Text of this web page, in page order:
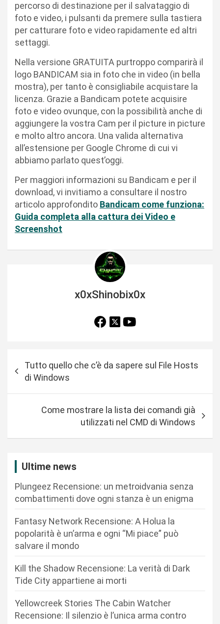
percorso di destinazione per il salvataggio di
foto e video, i pulsanti da premere sulla tastiera
per catturare foto e video rapidamente ed altri
settaggi.
Nella versione GRATUITA purtroppo comparirà il
logo BANDICAM sia in foto che in video (in bella
mostra), per tanto è consigliabile acquistare la
licenza. Grazie a Bandicam potete acquisire
foto e video ovunque, con la possibilità anche di
aggiungere la vostra Cam per il picture in picture
e molto altro ancora. Una valida alternativa
all’estensione per Google Chrome di cui vi
abbiamo parlato quest’oggi.
Per maggiori informazioni su Bandicam e per il
download, vi invitiamo a consultare il nostro
articolo approfondito Bandicam come funziona:
Guida completa alla cattura dei Video e
Screenshot
x0xShinobix0x
a
Tutto quello che c’è da sapere sul File Hosts
di Windows
Come mostrare la lista dei comandi già
utilizzati nel CMD di Windows
Ultime news
Plungeez Recensione: un metroidvania senza
combattimenti dove ogni stanza è un enigma
Fantasy Network Recensione: A Holua la
popolarità è un’arma e ogni “Mi piace” può
salvare il mondo
Kill the Shadow Recensione: La verità di Dark
Tide City appartiene ai morti
Yellowcreek Stories The Cabin Watcher
Recensione: Il silenzio è l’unica arma contro